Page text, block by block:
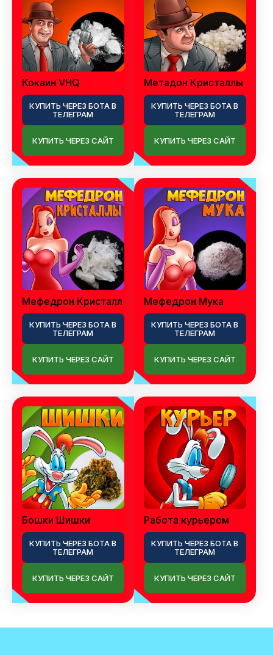
Кокаин VHQ
КУПИТЬ ЧЕРЕЗ БОТА В
ТЕЛЕГРАМ
КУПИТЬ ЧЕРЕЗ САЙТ
Метадон Кристаллы
КУПИТЬ ЧЕРЕЗ БОТА В
ТЕЛЕГРАМ
КУПИТЬ ЧЕРЕЗ САЙТ
Мефедрон Кристалл
КУПИТЬ ЧЕРЕЗ БОТА В
ТЕЛЕГРАМ
КУПИТЬ ЧЕРЕЗ САЙТ
Мефедрон Мука
КУПИТЬ ЧЕРЕЗ БОТА В
ТЕЛЕГРАМ
КУПИТЬ ЧЕРЕЗ САЙТ
Бошки Шишки
КУПИТЬ ЧЕРЕЗ БОТА В
ТЕЛЕГРАМ
КУПИТЬ ЧЕРЕЗ САЙТ
Работа курьером
КУПИТЬ ЧЕРЕЗ БОТА В
ТЕЛЕГРАМ
КУПИТЬ ЧЕРЕЗ САЙТ